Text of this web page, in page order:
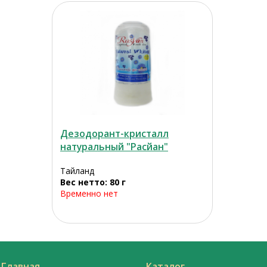
Дезодорант-кристалл
натуральный "Расйан"
Тайланд
Вес нетто: 80 г
Временно нет